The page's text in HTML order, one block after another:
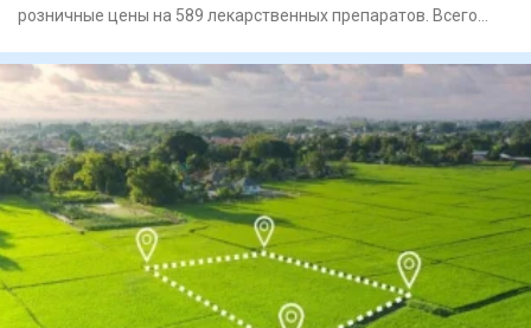
розничные цены на 589 лекарственных препаратов. Всего